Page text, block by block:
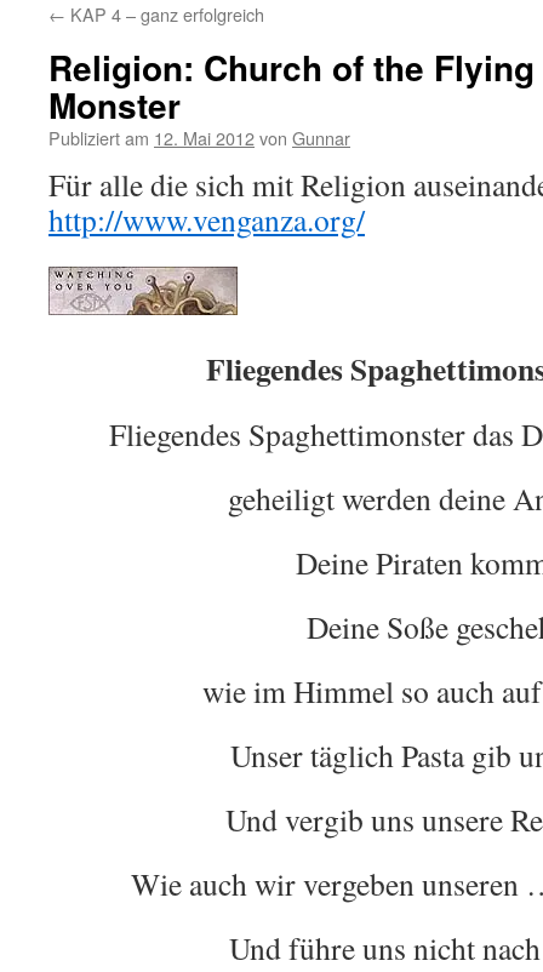
springen
← KAP 4 – ganz erfolgreich
Religion: Church of the
Monster
Publiziert am 12. Mai 2012von Gunnar
Für alle die sich mit Religion
http://www.venganza.org/
Fliegendes
Fliegendes Spaghettimonster das
geheiligt werden deine
Deine Piraten
Deine Soße
wie im Himmel so auch
Unser täglich Pasta gib
Und vergib uns unsere
Wie auch wir vergeben
Und führe uns nicht